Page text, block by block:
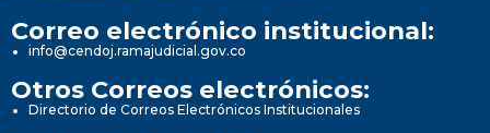
Correo electrónico institucional:
info@cendoj.ramajudicial.gov.co
Otros Correos electrónicos:
Directorio de Correos Electrónicos Institucionales